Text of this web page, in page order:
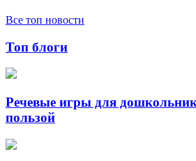
Все топ новости
Топ блоги
Речевые игры для
пользой